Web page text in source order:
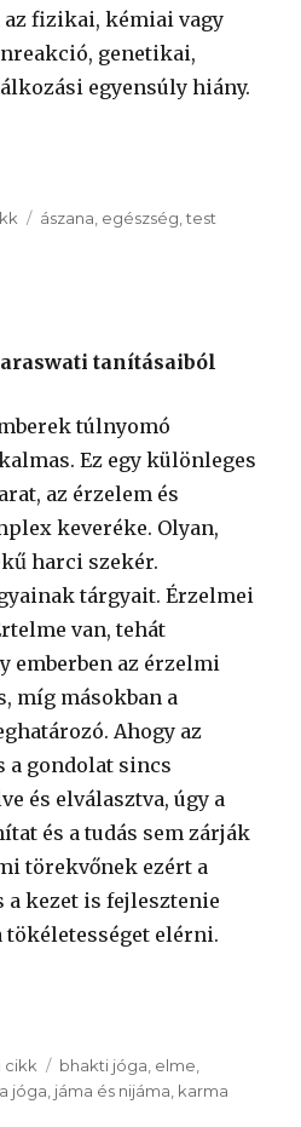
fizikai, kémiai vagy
genetikai,
egyensúly hiány.
Címke
ászana egészség ,test
tanításaiból
túlnyomó
Ez egy különleges
az érzelem és
keveréke. Olyan,
harci szekér.
tárgyait. Érzelmei
van, tehát
emberben az érzelmi
míg másokban a
Ahogy az
a gondolat sincs
és elválasztva, úgy a
és a tudás sem zárják
törekvőnek ezért a
a kezet is fejlesztenie
tökéletességet elérni.
cikk Címke
bhakti jóga elme
jóga jáma és nijáma karma